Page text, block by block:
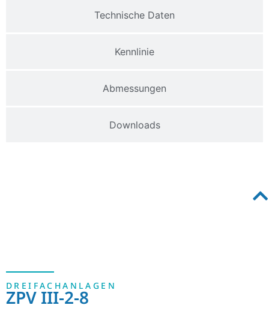
Technische Daten
Kennlinie
Abmessungen
Downloads
DREIFACHANLAGEN
ZPV III-2-8